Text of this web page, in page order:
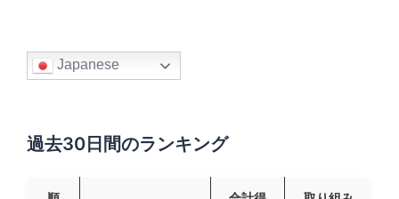
Japanese
過去30日間のランキング